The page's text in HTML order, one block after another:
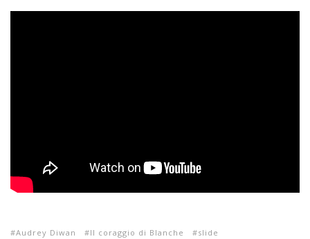
Audrey Diwan Il coraggio di Blanche
slide